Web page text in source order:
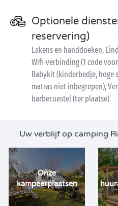
Optionele
reservering)
Lakens en handdoeken,
Wifi-verbinding (1 code
Babykit (kinderbedje, hoge
matras niet inbegrepen),
barbecuestel (ter plaatse)
Uw verblijf op camping
Onze
kampeerplaatsen